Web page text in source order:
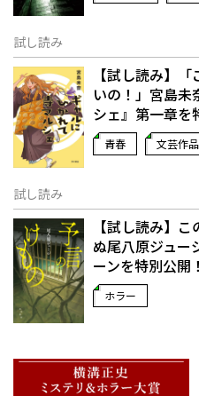
試し読み
【試し読み】
いの！」宮島未
シェ』第一章を
青春 文芸作品
試し読み
【試し読み】
ぬ――尾八原ジュ
ーンを特別公開！
ホラー